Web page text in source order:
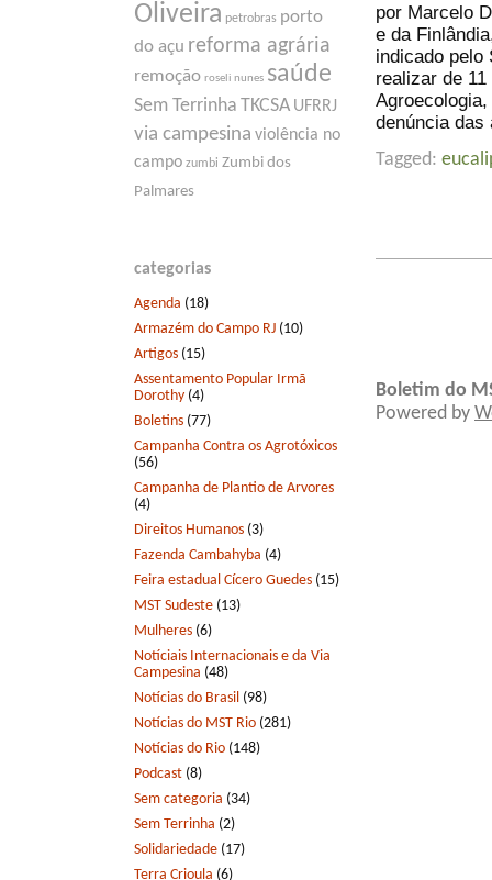
Oliveira petrobras porto
do açu reforma agrária
remoção roseli nunes saúde
Sem Terrinha TKCSA UFRRJ
via campesina violência no
campo zumbi Zumbi dos
Palmares
categorias
Agenda (18)
Armazém do Campo RJ (10)
Artigos (15)
Assentamento Popular Irmã
Dorothy (4)
Boletins (77)
Campanha Contra os Agrotóxicos
(56)
Campanha de Plantio de Arvores
(4)
Direitos Humanos (3)
Fazenda Cambahyba (4)
Feira estadual Cícero Guedes (15)
MST Sudeste (13)
Mulheres (6)
Notíciais Internacionais e da Via
Campesina (48)
Notícias do Brasil (98)
Notícias do MST Rio (281)
Notícias do Rio (148)
Podcast (8)
Sem categoria (34)
Sem Terrinha (2)
Solidariedade (17)
Terra Crioula (6)
por Marcelo
e da
indicado pelo
realizar de
denúncia
Tagged:
Boletim do
Powered by